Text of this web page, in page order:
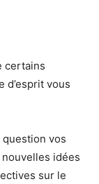
certains
d’esprit vous
vos
idées
sur le